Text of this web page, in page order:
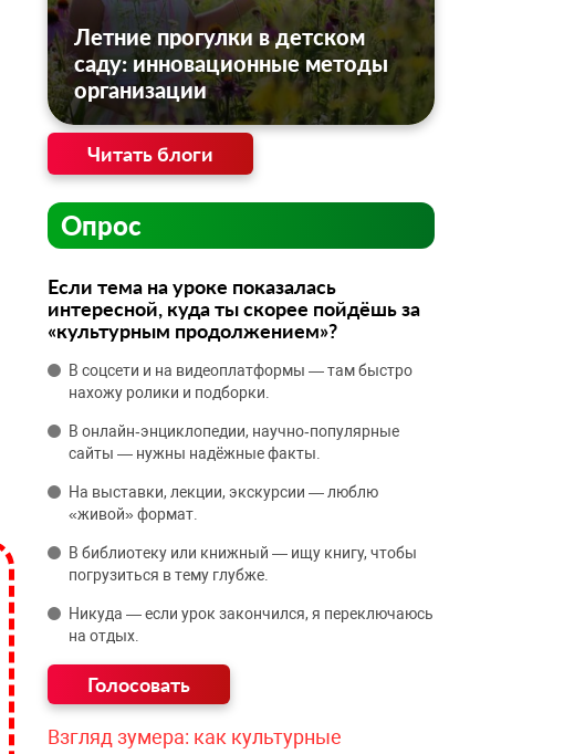
Летние прогулки в детском
саду: инновационные методы
организации
Читать блоги
Опрос
Если тема на уроке показалась
интересной, куда ты скорее пойдёшь за
«культурным продолжением»?
В соцсети и на видеоплатформы — там быстро
нахожу ролики и подборки.
В онлайн‑энциклопедии, научно‑популярные
сайты — нужны надёжные факты.
На выставки, лекции, экскурсии — люблю
«живой» формат.
В библиотеку или книжный — ищу книгу, чтобы
погрузиться в тему глубже.
Никуда — если урок закончился, я переключаюсь
на отдых.
Взгляд зумера: как культурные